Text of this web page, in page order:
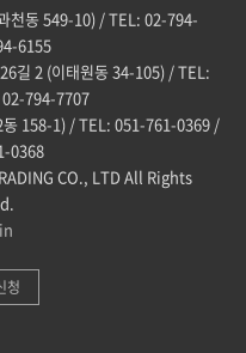
천동 549-10) / TEL: 02-794-
6155
길 2 (이태원동 34-105) / TEL:
794-7707
동 158-1) / TEL: 051-761-0369 /
0368
CO., LTD All Rights
청